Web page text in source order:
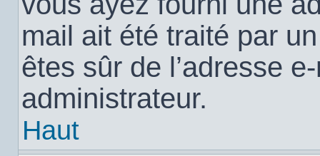
mail ait été traité par
êtes sûr de l’adresse
administrateur.
Haut